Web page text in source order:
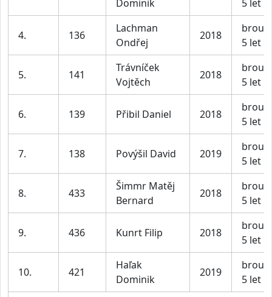
Dominik 5 let
4. 136
Lachman
Ondřej
2018
5 let
5. 141
Trávníček
Vojtěch
2018
5 let
6. 139 Přibil Daniel 2018
5 let
7. 138 Povýšil David 2019
5 let
8. 433
Šimmr Matěj
Bernard
2018
5 let
9. 436 Kunrt Filip 2018
5 let
10. 421
Haľak
Dominik
2019
5 let